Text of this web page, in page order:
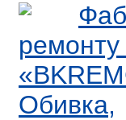
Обивка,